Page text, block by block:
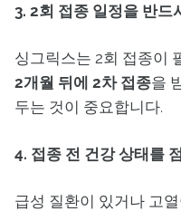
3. 2회 접종 일정을 반드
싱그릭스는 2회 접종이
2개월 뒤에 2차 접종을
두는 것이 중요합니다.
4. 접종 전 건강 상태를
급성 질환이 있거나 고